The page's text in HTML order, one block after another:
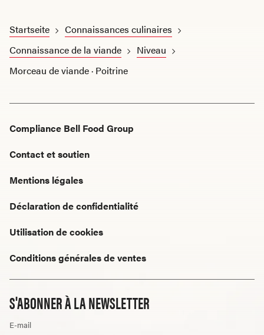
Startseite
Connaissances culinaires
Connaissance de la viande
Niveau
Morceau de viande · Poitrine
S'ABONNER À LA NEWSLETTER
E-mail
Compliance Bell Food Group
Contact et soutien
Mentions légales
Déclaration de confidentialité
Utilisation de cookies
Conditions générales de ventes